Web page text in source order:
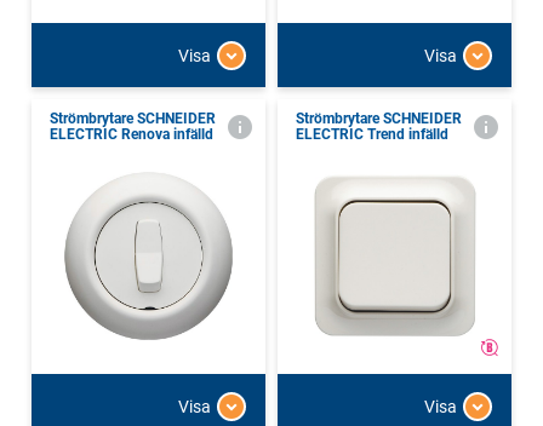
Visa Visa
Strömbrytare SCHNEIDER
ELECTRIC Renova infälld
Visa
Strömbrytare SCHNEIDER
ELECTRIC Trend infälld
Visa